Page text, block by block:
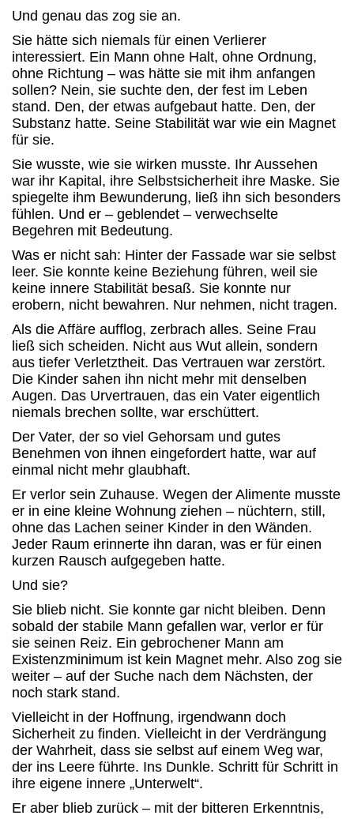
Und genau das zog sie an.
Sie hätte sich niemals für einen Verlierer
interessiert. Ein Mann ohne Halt, ohne Ordnung,
ohne Richtung – was hätte sie mit ihm anfangen
sollen? Nein, sie suchte den, der fest im Leben
stand. Den, der etwas aufgebaut hatte. Den, der
Substanz hatte. Seine Stabilität war wie ein Magnet
für sie.
Sie wusste, wie sie wirken musste. Ihr Aussehen
war ihr Kapital, ihre Selbstsicherheit ihre Maske. Sie
spiegelte ihm Bewunderung, ließ ihn sich besonders
fühlen. Und er – geblendet – verwechselte
Begehren mit Bedeutung.
Was er nicht sah: Hinter der Fassade war sie selbst
leer. Sie konnte keine Beziehung führen, weil sie
keine innere Stabilität besaß. Sie konnte nur
erobern, nicht bewahren. Nur nehmen, nicht tragen.
Als die Affäre aufflog, zerbrach alles. Seine Frau
ließ sich scheiden. Nicht aus Wut allein, sondern
aus tiefer Verletztheit. Das Vertrauen war zerstört.
Die Kinder sahen ihn nicht mehr mit denselben
Augen. Das Urvertrauen, das ein Vater eigentlich
niemals brechen sollte, war erschüttert.
Der Vater, der so viel Gehorsam und gutes
Benehmen von ihnen eingefordert hatte, war auf
einmal nicht mehr glaubhaft.
Er verlor sein Zuhause. Wegen der Alimente musste
er in eine kleine Wohnung ziehen – nüchtern, still,
ohne das Lachen seiner Kinder in den Wänden.
Jeder Raum erinnerte ihn daran, was er für einen
kurzen Rausch aufgegeben hatte.
Und sie?
Sie blieb nicht. Sie konnte gar nicht bleiben. Denn
sobald der stabile Mann gefallen war, verlor er für
sie seinen Reiz. Ein gebrochener Mann am
Existenzminimum ist kein Magnet mehr. Also zog sie
weiter – auf der Suche nach dem Nächsten, der
noch stark stand.
Vielleicht in der Hoffnung, irgendwann doch
Sicherheit zu finden. Vielleicht in der Verdrängung
der Wahrheit, dass sie selbst auf einem Weg war,
der ins Leere führte. Ins Dunkle. Schritt für Schritt in
ihre eigene innere „Unterwelt“.
Er aber blieb zurück – mit der bitteren Erkenntnis,